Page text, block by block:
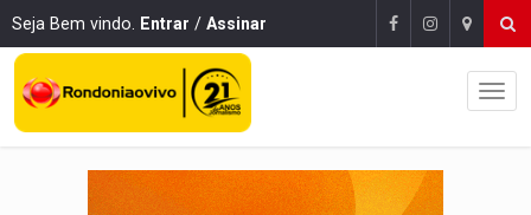
Seja Bem vindo. Entrar / Assinar